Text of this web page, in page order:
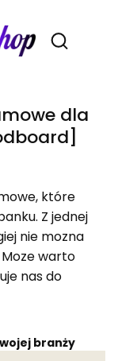
Otwórz
dla
które
Z jednej
nie mozna
warto
nas do
branży